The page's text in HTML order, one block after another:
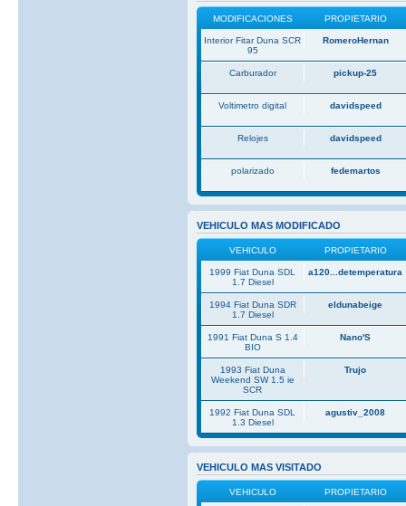
MODIFICACIONES PROPIETARIO
Interior Fitar Duna SCR
95
RomeroHernan
Carburador pickup-25
Voltimetro digital davidspeed
Relojes davidspeed
polarizado fedemartos
VEHICULO MAS MODIFICADO
VEHICULO PROPIETARIO
1999 Fiat Duna SDL
1.7 Diesel
a120...detemperatura
1994 Fiat Duna SDR
1.7 Diesel
eldunabeige
1991 Fiat Duna S 1.4
BIO
Nano'S
1993 Fiat Duna
Weekend SW 1.5 ie
SCR
Trujo
1992 Fiat Duna SDL
1.3 Diesel
agustiv_2008
VEHICULO MAS VISITADO
VEHICULO PROPIETARIO